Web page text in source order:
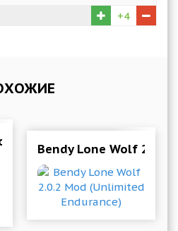
+4
1.2.0 Мод (полная
Bendy Lone Wolf 2.0.2